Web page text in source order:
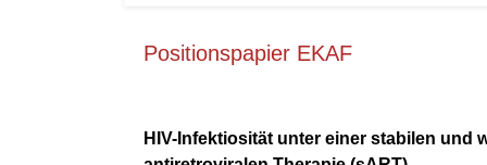
Positionspapier EKAF
HIV-Infektiosität unter einer stabilen und